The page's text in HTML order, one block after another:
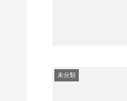
未分類